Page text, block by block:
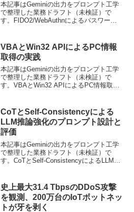
本記事はGeminiの出力をプロンプト工学
で整理した業務ドラフト（未検証）で
す。FIDO2/WebAuthnによるパスワード
に依存しない認証メカニズムとして...
VBAとWin32 APIによるPC情報
取得の実践
本記事はGeminiの出力をプロンプト工学
で整理した業務ドラフト（未検証）で
す。VBAとWin32 APIによるPC情報取得
を用いた...
CoTとSelf-Consistencyによる
LLM推論強化のプロンプト設計と
評価
本記事はGeminiの出力をプロンプト工学
で整理した業務ドラフト（未検証）で
す。CoTとSelf-ConsistencyによるLLM推
プト設計の工夫によって大きく向上...
史上最大31.4 TbpsのDDoS攻撃
を観測、200万台のIoTボットネッ
トが牙を剥く